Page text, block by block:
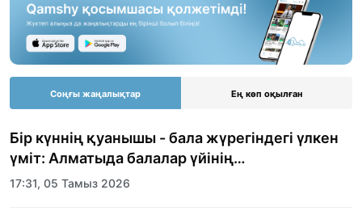
Соңғы жаңалықтар Ең көп оқылған
Бір күннің қуанышы - бала жүрегіндегі үлкен
үміт: Алматыда балалар үйінің
тәрбиеленушілеріне мерекелік күн
17:31, 05 Тамыз 2026